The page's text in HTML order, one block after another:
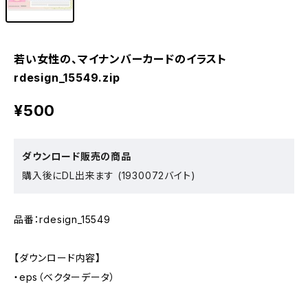
若い女性の、マイナンバーカードのイラスト
rdesign_15549.zip
¥500
ダウンロード販売の商品
購入後にDL出来ます (1930072バイト)
品番：rdesign_15549
【ダウンロード内容】
・eps（ベクターデータ）